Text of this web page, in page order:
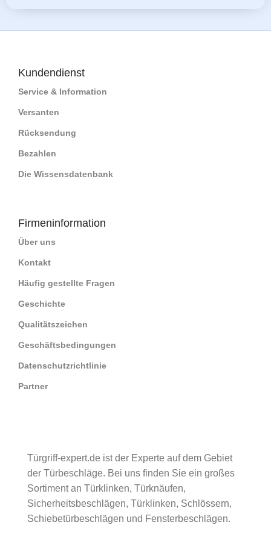
Kundendienst
Service & Information
Versanten
Rücksendung
Bezahlen
Die Wissensdatenbank
Firmeninformation
Über uns
Kontakt
Häufig gestellte Fragen
Geschichte
Qualitätszeichen
Geschäftsbedingungen
Datenschutzrichtlinie
Partner
Türgriff-expert.de ist der Experte auf dem Gebiet
der Türbeschläge. Bei uns finden Sie ein großes
Sortiment an Türklinken, Türknäufen,
Sicherheitsbeschlägen, Türklinken, Schlössern,
Schiebetürbeschlägen und Fensterbeschlägen.